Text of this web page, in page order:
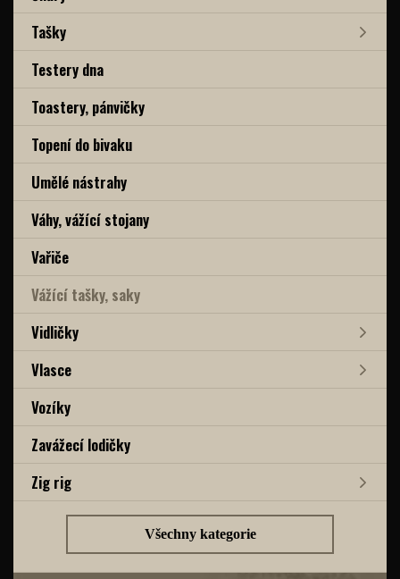
Tašky
Testery dna
Toastery, pánvičky
Topení do bivaku
Umělé nástrahy
Váhy, vážící stojany
Vařiče
Vážící tašky, saky
Vidličky
Vlasce
Vozíky
Zavážecí lodičky
Zig rig
Všechny kategorie